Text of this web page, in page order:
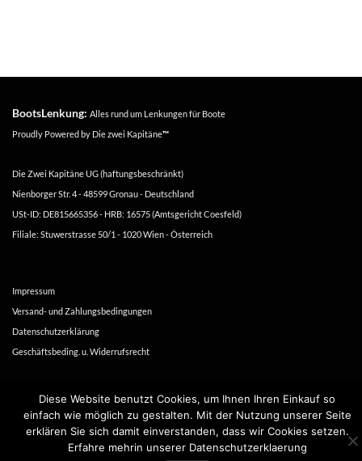
BootsLenkung: Alles rund um Lenkungen für Boote
Proudly Powered by Die zwei Kapitäne™
Die Zwei Kapitäne UG (haftungsbeschränkt)
Nienborger Str. 4 - 48599 Gronau - Deutschland
USt-ID: DE815665356 - HRB: 16575 (Amtsgericht Coesfeld)
Filiale: Stuwerstrasse 50/1 - 1020 Wien - Österreich
Impressum
Versand- und Zahlungsbedingungen
Datenschutzerklärung
Geschäftsbeding. u. Widerrufsrecht
Copyright 2016-2026 © Die zwei Kapitäne
Diese Website benutzt Cookies, um Ihnen Ihren Einkauf so
einfach wie möglich zu gestalten. Mit der Nutzung unserer Seite
erklären Sie sich damit einverstanden, dass wir Cookies setzen.
Erfahre mehrin unserer Datenschutzerklaerung